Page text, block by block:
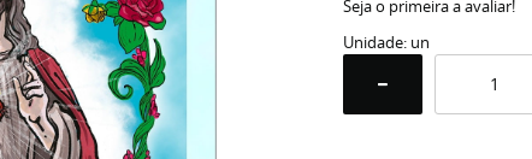
Seja o primeira a avaliar!
Unidade: un